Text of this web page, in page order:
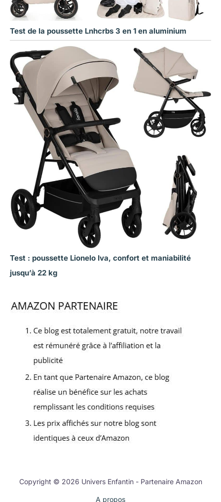
Test de la poussette Lnhcrbs 3 en 1 en aluminium
Test : poussette Lionelo Iva, confort et maniabilité
jusqu’à 22 kg
Copyright © 2026 Univers Enfantin - Partenaire Amazon
A propos